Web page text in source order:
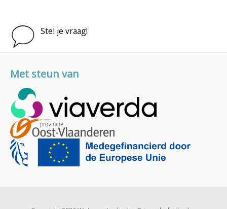
Stel je vraag!
Met steun van